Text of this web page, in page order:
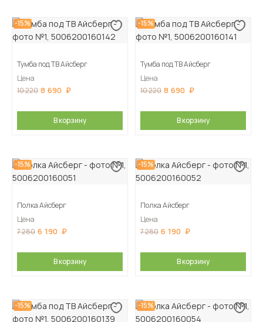
-15%
Тумба под ТВ Айсберг
Цена
10 220 8 690
В корзину
-15%
Тумба под ТВ Айсберг
Цена
10 220 8 690
В корзину
-15%
Полка Айсберг
Цена
7 280 6 190
В корзину
-15%
Полка Айсберг
Цена
7 280 6 190
В корзину
-15% -15%